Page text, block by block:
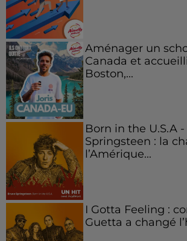
Aménager un
Canada et
Boston,...
Born in the U.S.A
Springsteen : la
l’Amérique...
I Gotta Feeling :
Guetta a changé